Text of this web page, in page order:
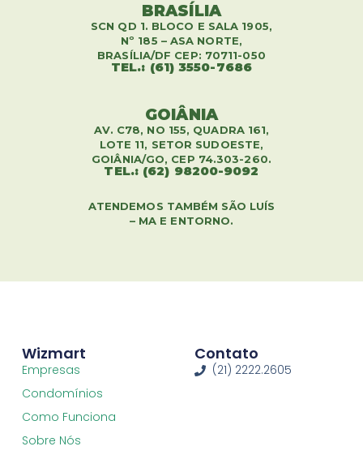
BRASÍLIA
SCN QD 1. BLOCO E SALA 1905,
Nº 185 – ASA NORTE,
BRASÍLIA/DF CEP: 70711-050
TEL.: (61) 3550-7686
GOIÂNIA
AV. C78, NO 155, QUADRA 161,
LOTE 11, SETOR SUDOESTE,
GOIÂNIA/GO, CEP 74.303-260.
TEL.: (62) 98200-9092
ATENDEMOS TAMBÉM SÃO LUÍS
– MA E ENTORNO.
Wizmart
Empresas
Condomínios
Como Funciona
Sobre Nós
Contato
(21) 2222.2605